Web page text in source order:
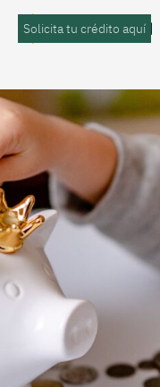
Solicita tu crédito aquí